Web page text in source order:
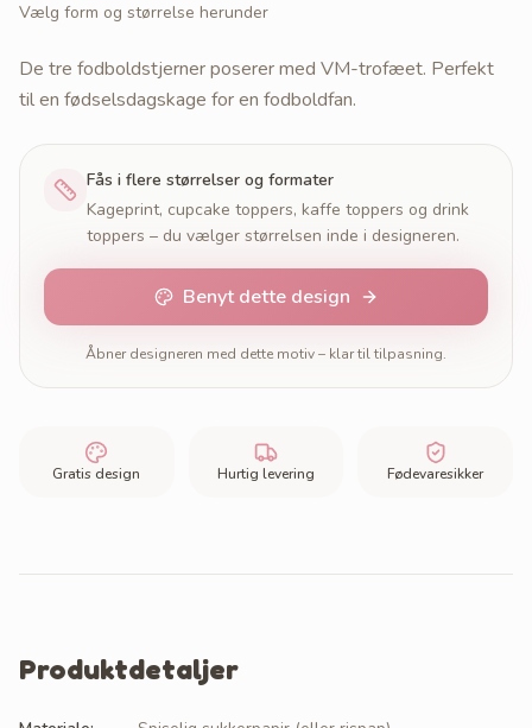
Vælg form og størrelse herunder
De tre fodboldstjerner poserer med VM-trofæet. Perfekt
til en fødselsdagskage for en fodboldfan.
Fås i flere størrelser og formater
Kageprint, cupcake toppers, kaffe toppers og drink
toppers – du vælger størrelsen inde i designeren.
Benyt dette design
Åbner designeren med dette motiv – klar til tilpasning.
Gratis design Hurtig levering Fødevaresikker
Produktdetaljer